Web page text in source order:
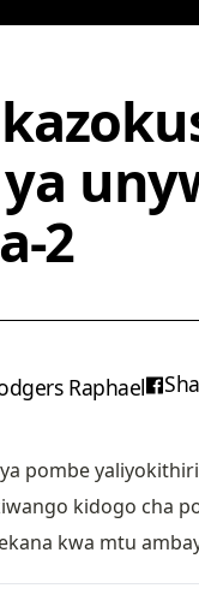
2
Raphael
pombe
kidogo cha
kwa mtu